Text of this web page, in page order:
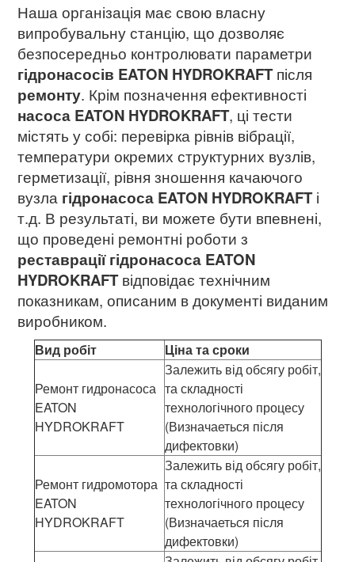
Наша організація має свою власну
випробувальну станцію, що дозволяє
безпосередньо контролювати параметри
гідронасосів EATON HYDROKRAFTпісля
ремонту. Крім позначення ефективності
насоса EATON HYDROKRAFT, ці тести
містять у собі: перевірка рівнів вібрації,
температури окремих структурних вузлів,
герметизації, рівня зношення качаючого
вузла гідронасоса EATON HYDROKRAFTі
т.д. В результаті, ви можете бути впевнені,
що проведені ремонтні роботи з
реставрації гідронасоса EATON
HYDROKRAFTвідповідає технічним
показникам, описаним в документі виданим
виробником.
Вид робіт Ціна та сроки
Ремонт гидронасоса
EATON
HYDROKRAFT
Залежить від обсягу робіт,
та складності
технологічного процесу
(Визначаеться після
дифектовки)
Ремонт гидромотора
EATON
HYDROKRAFT
Залежить від обсягу робіт,
та складності
технологічного процесу
(Визначаеться після
дифектовки)